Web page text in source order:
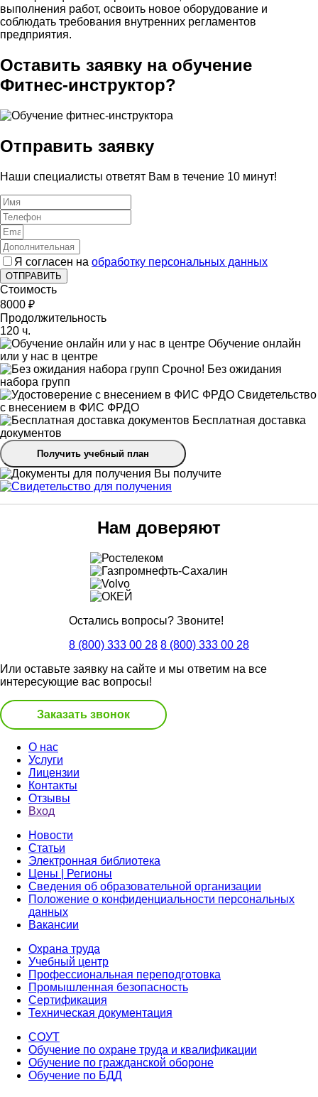
выполнения работ, освоить новое оборудование и
соблюдать требования внутренних регламентов
предприятия.
Оставить заявку на обучение
Фитнес-инструктор?
Отправить заявку
Наши специалисты ответят Вам в течение 10 минут!
Я согласен на обработку персональных данных
ОТПРАВИТЬ
Стоимость
8000 ₽
Продолжительность
120 ч.
Обучение онлайн
или у нас в центре
Срочно! Без ожидания
набора групп
Свидетельство
с внесением в ФИС ФРДО
Бесплатная доставка
документов
Получить учебный план
Вы получите
Нам доверяют
Остались вопросы? Звоните!
8 (800) 333 00 28 8 (800) 333 00 28
Или оставьте заявку на сайте и мы ответим на все
интересующие вас вопросы!
Заказать звонок
О нас
Услуги
Лицензии
Контакты
Отзывы
Вход
Новости
Статьи
Электронная библиотека
Цены | Регионы
Сведения об образовательной организации
Положение о конфиденциальности персональных
данных
Вакансии
Охрана труда
Учебный центр
Профессиональная переподготовка
Промышленная безопасность
Сертификация
Техническая документация
СОУТ
Обучение по охране труда и квалификации
Обучение по гражданской обороне
Обучение по БДД